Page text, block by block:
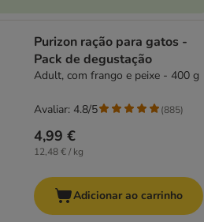
Purizon ração para gatos -
Pack de degustação
Adult, com frango e peixe - 400 g
4,99 €
12,48 € / kg
Avaliar: 4.8/5 (885)
Adicionar ao carrinho